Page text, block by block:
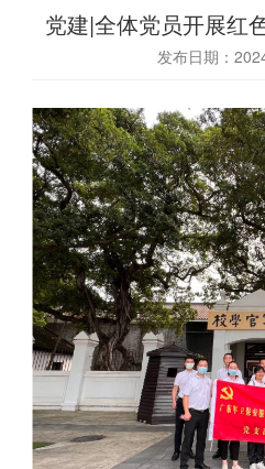
党建|全体党员开展红
发布日期：